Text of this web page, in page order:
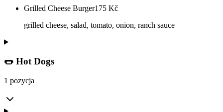
Grilled Cheese Burger175 Kč
grilled cheese, salad, tomato, onion, ranch sauce
🌭 Hot Dogs
1 pozycja